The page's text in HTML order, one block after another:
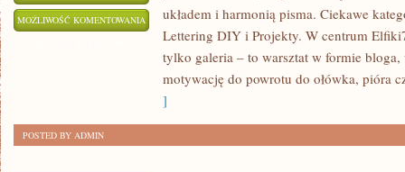
MOŻLIWOŚĆ KOMENTOWANIA KOLOR
TEORIA
BARW
układem i harmonią pisma. Ciekawe
Lettering DIY i Projekty. W centrum
tylko galeria – to warsztat w formie
motywację do powrotu do ołówka, pióra
]
POSTED BY ADMIN